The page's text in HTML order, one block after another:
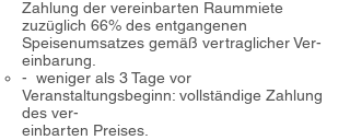
Zahlung der vereinbarten Raummiete
zuzüglich 66% des entgangenen
Speisenumsatzes gemäß vertraglicher Ver-
einbarung.
- weniger als 3 Tage vor
Veranstaltungsbeginn: vollständige Zahlung
des ver-
einbarten Preises.